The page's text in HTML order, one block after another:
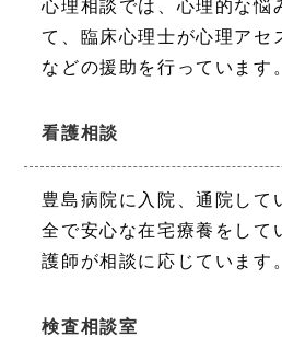
心理相談では、心理的な悩
て、臨床心理士が心理アセ
などの援助を行っています。
看護相談
豊島病院に入院、通院して
全で安心な在宅療養をして
護師が相談に応じています。
検査相談室